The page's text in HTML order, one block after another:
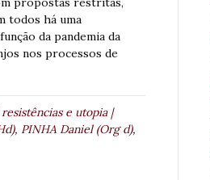
todos há uma
da pandemia da
nos processos de
e utopia |
, PINHA Daniel (Org d),